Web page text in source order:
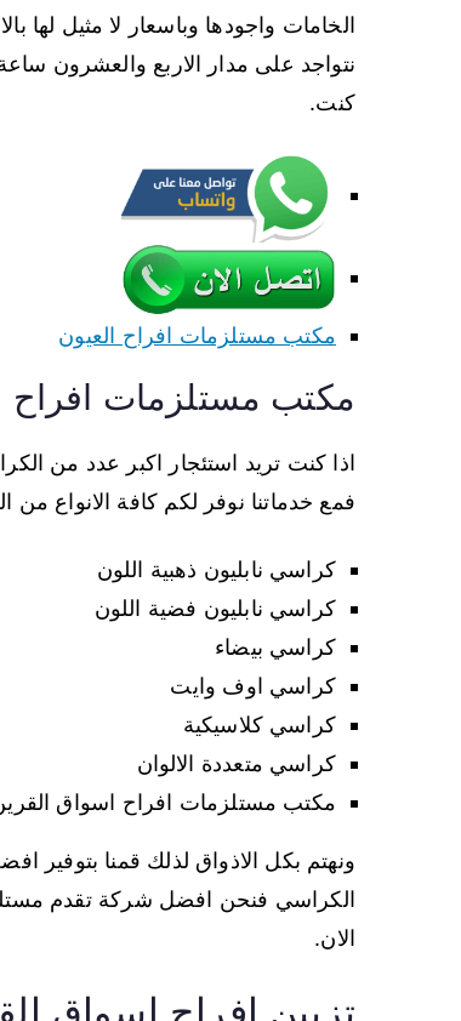
الخامات واجودها وباسعار لا مثيل
نتواجد على مدار الاربع والعشرون
كنت.
مكتب مستلزمات افراح العيون
مكتب مستلزمات افراح
اذا كنت تريد استئجار اكبر عدد من
فمع خدماتنا نوفر لكم كافة الانواع
كراسي نابليون ذهبية اللون
كراسي نابليون فضية اللون
كراسي بيضاء
كراسي اوف وايت
كراسي كلاسيكية
كراسي متعددة الالوان
مكتب مستلزمات افراح اسواق
ونهتم بكل الاذواق لذلك قمنا بتوفير
الكراسي فنحن افضل شركة تقدم
الان.